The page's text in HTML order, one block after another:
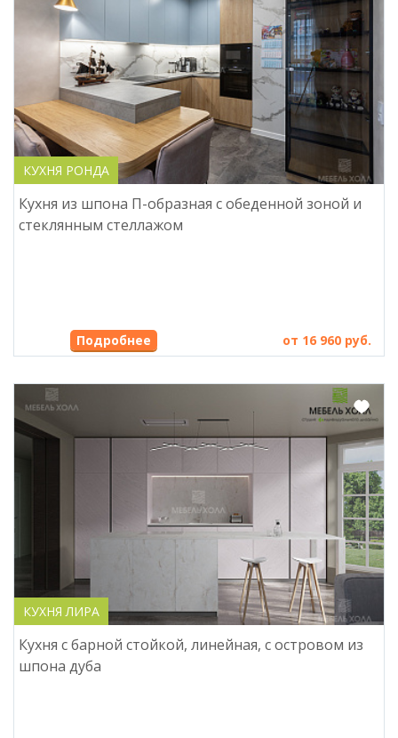
КУХНЯ РОНДА
Кухня из шпона П-образная с обеденной зоной и
стеклянным стеллажом
от 16 960 руб.
КУХНЯ ЛИРА
Кухня с барной стойкой, линейная, с островом из
шпона дуба